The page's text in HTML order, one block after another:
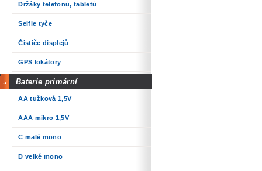
Držáky telefonů, tabletů
Selfie tyče
Čističe displejů
GPS lokátory
Baterie primární
AA tužková 1,5V
AAA mikro 1,5V
C malé mono
D velké mono